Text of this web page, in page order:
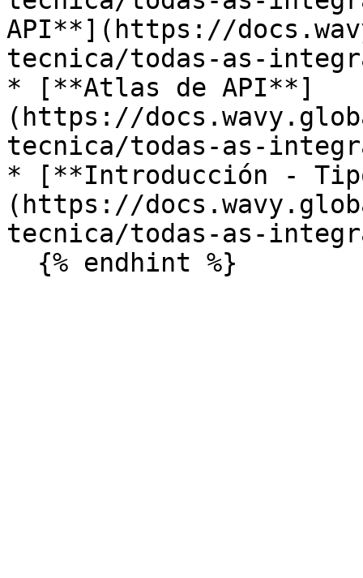
API**](https://
tecnica/todas-as-
* ​[**Atlas de API**]
(https://
tecnica/todas-as-
* ​[**Introducción -
(https://
tecnica/todas-as-